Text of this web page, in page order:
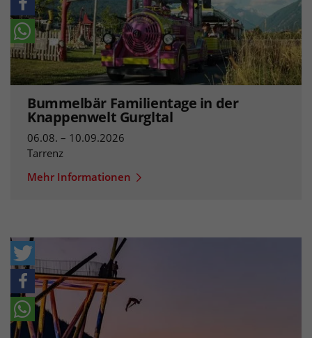
Bummelbär Familientage in der
Knappenwelt Gurgltal
06.08. – 10.09.2026
Tarrenz
Mehr Informationen